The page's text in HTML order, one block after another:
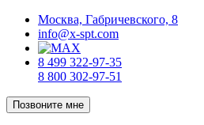
Москва, Габричевского, 8
info@x-spt.com
8 499 322-97-35
8 800 302-97-51
Позвоните мне